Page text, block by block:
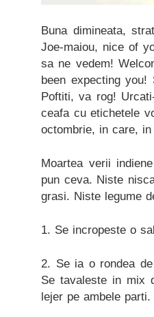
Buna dimineata,
Joe-maiou, nice of
sa ne vedem!
been expecting
Poftiti, va rog!
ceafa cu etichetele
octombrie, in care,
Moartea verii
pun ceva. Niste
grasi. Niste legume
1. Se incropeste o
2. Se ia o rondea
Se tavaleste in mix
lejer pe ambele